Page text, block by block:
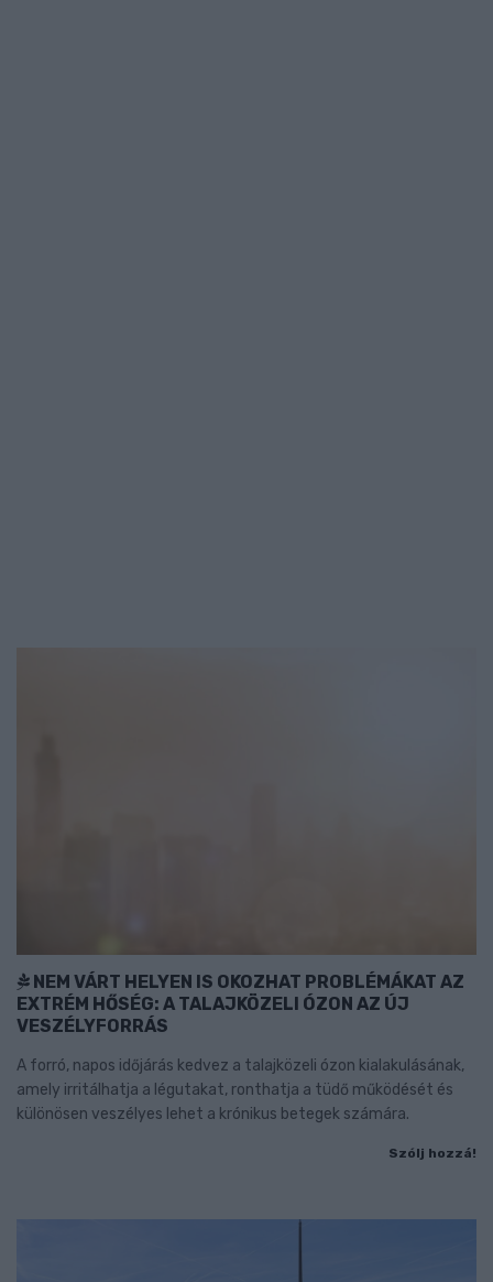
NEM VÁRT HELYEN IS OKOZHAT PROBLÉMÁKAT AZ
EXTRÉM HŐSÉG: A TALAJKÖZELI ÓZON AZ ÚJ
VESZÉLYFORRÁS
A forró, napos időjárás kedvez a talajközeli ózon kialakulásának,
amely irritálhatja a légutakat, ronthatja a tüdő működését és
különösen veszélyes lehet a krónikus betegek számára.
Szólj hozzá!